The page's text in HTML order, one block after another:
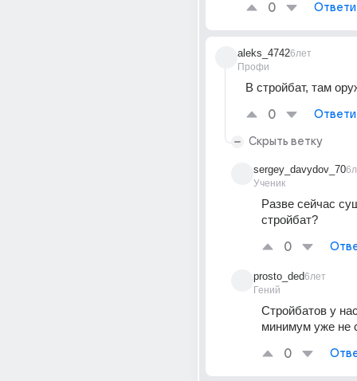
0
aleks_4742
Профи
6лет
В стройбат, там
0
Скрыть ветку
sergey_davydov_70
Ученик
Разве сейчас
стройбат?
0
prosto_ded
Гений
6лет
Стройбатов у
минимум уже не
0